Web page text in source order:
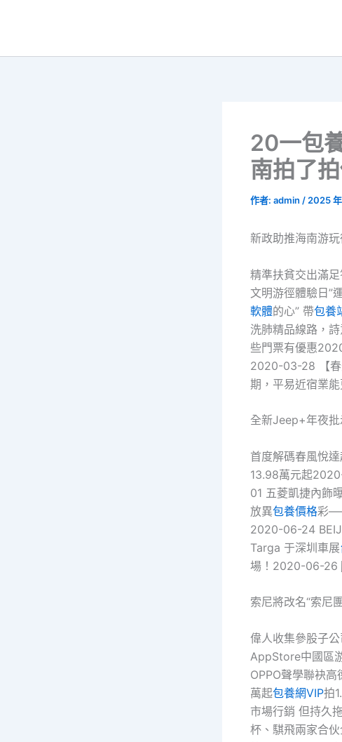
20一包
南拍了
作者: admin / 2025
新政助推海南游
精準扶貧交出滿
文明游徑體驗日”
軟體的心” 帶包養
洗肺精品線路，
些門票有優惠
2020-03-28 【春
期，平易近宿業
全新Jeep+年夜
首度解碼春風悅
13.98萬元起
01 五菱凱捷內飾
放異包養價格彩
2020-06-24
Targa 于深圳車展
場！2020-06-26
索尼將改名“索尼
偉人收集參股子
AppStore中國區
OPPO聲學聯袂
萬起包養網VIP拍
市場行銷 但持久
杯、騏飛兩家合